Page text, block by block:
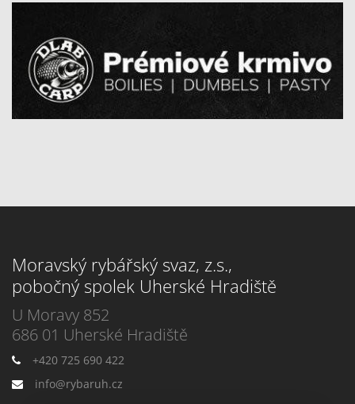
Moravský rybářský svaz, z.s.,
pobočný spolek Uherské Hradiště
U Moravy 852
686 01 Uherské Hradiště
+420 725 690 422
info@rybaruh.cz